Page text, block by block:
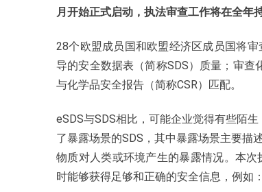
月开始正式启动，执法审查工作将在全年
28个欧盟成员国和欧盟经济区成员国将
导的安全数据表（简称SDS）质量；审
与化学品安全报告（简称CSR）匹配。
eSDS与SDS相比，可能企业觉得有些陌
了暴露场景的SDS，其中暴露场景主要描
物质对人类或环境产生的暴露情况。本
时能够获得足够和正确的安全信息，例如